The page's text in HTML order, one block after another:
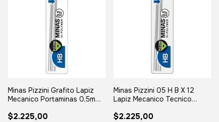
Minas Pizzini Grafito Lapiz
Mecanico Portaminas 0,5mm
$2.225,00
Minas Pizzini 05 H B X 12
Lapiz Mecanico Tecnico
$2.225,00